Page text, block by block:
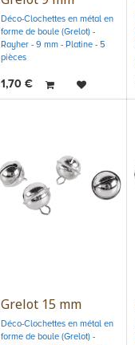
Déco-Clochettes en métal en
forme de boule (Grelot) -
Rayher - 9 mm - Platine - 5
pièces
1,70€
Grelot 15 mm
Déco-Clochettes en métal en
forme de boule (Grelot) -